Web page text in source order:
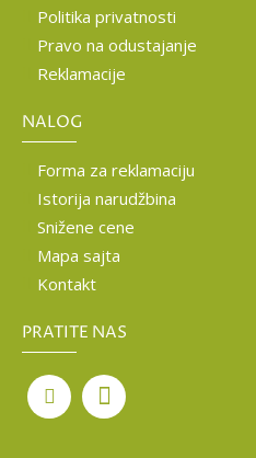
Politika privatnosti
Pravo na odustajanje
Reklamacije
NALOG
Forma za reklamaciju
Istorija narudžbina
Snižene cene
Mapa sajta
Kontakt
PRATITE NAS